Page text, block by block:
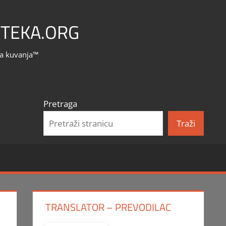
kuvanja™
Pretraga
Traži
TRANSLATOR – PREVODILAC